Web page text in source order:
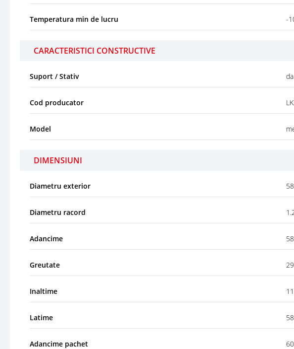
Temperatura min de lucru -
CARACTERISTICI CONSTRUCTIVE
Suport / Stativ da
Cod producator
Model
DIMENSIUNI
Diametru exterior
Diametru racord
Adancime
Greutate
Inaltime
Latime
Adancime pachet